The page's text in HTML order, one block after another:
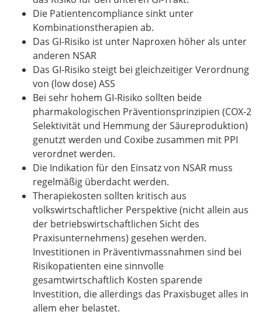
Die Patientencompliance sinkt unter
Kombinationstherapien ab.
Das GI-Risiko ist unter Naproxen höher als unter
anderen NSAR
Das GI-Risiko steigt bei gleichzeitiger Verordnung
von (low dose) ASS
Bei sehr hohem GI-Risiko sollten beide
pharmakologischen Präventionsprinzipien (COX-2
Selektivität und Hemmung der Säureproduktion)
genutzt werden und Coxibe zusammen mit PPI
verordnet werden.
Die Indikation für den Einsatz von NSAR muss
regelmäßig überdacht werden.
Therapiekosten sollten kritisch aus
volkswirtschaftlicher Perspektive (nicht allein aus
der betriebswirtschaftlichen Sicht des
Praxisunternehmens) gesehen werden.
Investitionen in Präventivmassnahmen sind bei
Risikopatienten eine sinnvolle
gesamtwirtschaftlich Kosten sparende
Investition, die allerdings das Praxisbuget alles in
allem eher belastet.